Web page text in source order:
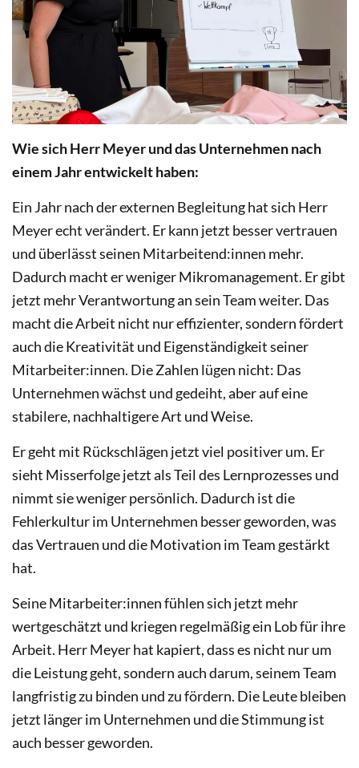
Wie sich Herr Meyer und das Unternehmen nach
einem Jahr entwickelt haben:
Ein Jahr nach der externen Begleitung hat sich Herr
Meyer echt verändert. Er kann jetzt besser vertrauen
und überlässt seinen Mitarbeitend:innen mehr.
Dadurch macht er weniger Mikromanagement. Er gibt
jetzt mehr Verantwortung an sein Team weiter. Das
macht die Arbeit nicht nur effizienter, sondern fördert
auch die Kreativität und Eigenständigkeit seiner
Mitarbeiter:innen. Die Zahlen lügen nicht: Das
Unternehmen wächst und gedeiht, aber auf eine
stabilere, nachhaltigere Art und Weise.
Er geht mit Rückschlägen jetzt viel positiver um. Er
sieht Misserfolge jetzt als Teil des Lernprozesses und
nimmt sie weniger persönlich. Dadurch ist die
Fehlerkultur im Unternehmen besser geworden, was
das Vertrauen und die Motivation im Team gestärkt
hat.
Seine Mitarbeiter:innen fühlen sich jetzt mehr
wertgeschätzt und kriegen regelmäßig ein Lob für ihre
Arbeit. Herr Meyer hat kapiert, dass es nicht nur um
die Leistung geht, sondern auch darum, seinem Team
langfristig zu binden und zu fördern. Die Leute bleiben
jetzt länger im Unternehmen und die Stimmung ist
auch besser geworden.